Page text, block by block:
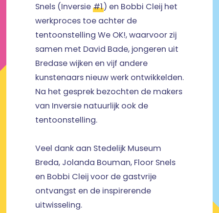
Snels (Inversie #1) en Bobbi Cleij het
werkproces toe achter de
tentoonstelling We OK!, waarvoor zij
samen met David Bade, jongeren uit
Bredase wijken en vijf andere
kunstenaars nieuw werk ontwikkelden.
Na het gesprek bezochten de makers
van Inversie natuurlijk ook de
tentoonstelling.
Veel dank aan Stedelijk Museum
Breda, Jolanda Bouman, Floor Snels
en Bobbi Cleij voor de gastvrije
ontvangst en de inspirerende
uitwisseling.